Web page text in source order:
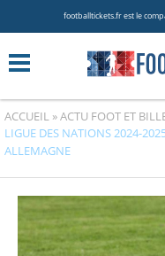
footballtickets.fr est le
ACCUEIL »ACTU FOOT ET
LIGUE DES NATIONS 2024-
ALLEMAGNE